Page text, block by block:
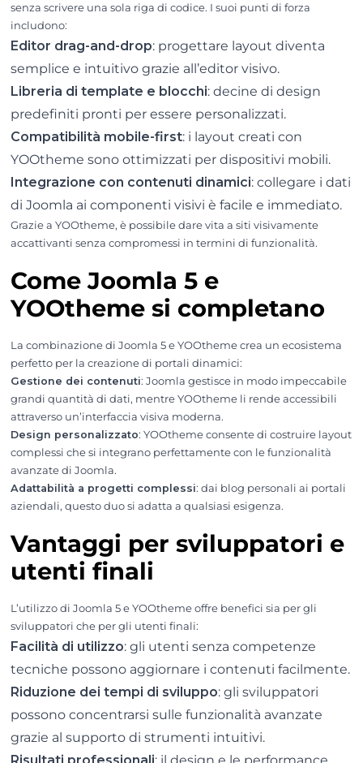
senza scrivere una sola riga di codice. I suoi punti di forza
includono:
Editor drag-and-drop: progettare layout diventa
semplice e intuitivo grazie all’editor visivo.
Libreria di template e blocchi: decine di design
predefiniti pronti per essere personalizzati.
Compatibilità mobile-first: i layout creati con
YOOtheme sono ottimizzati per dispositivi mobili.
Integrazione con contenuti dinamici: collegare i dati
di Joomla ai componenti visivi è facile e immediato.
Grazie a YOOtheme, è possibile dare vita a siti visivamente
accattivanti senza compromessi in termini di funzionalità.
Come Joomla 5 e
YOOtheme si completano
La combinazione di Joomla 5 e YOOtheme crea un ecosistema
perfetto per la creazione di portali dinamici:
Gestione dei contenuti: Joomla gestisce in modo impeccabile
grandi quantità di dati, mentre YOOtheme li rende accessibili
attraverso un’interfaccia visiva moderna.
Design personalizzato: YOOtheme consente di costruire layout
complessi che si integrano perfettamente con le funzionalità
avanzate di Joomla.
Adattabilità a progetti complessi: dai blog personali ai portali
aziendali, questo duo si adatta a qualsiasi esigenza.
Vantaggi per sviluppatori e
utenti finali
L’utilizzo di Joomla 5 e YOOtheme offre benefici sia per gli
sviluppatori che per gli utenti finali:
Facilità di utilizzo: gli utenti senza competenze
tecniche possono aggiornare i contenuti facilmente.
Riduzione dei tempi di sviluppo: gli sviluppatori
possono concentrarsi sulle funzionalità avanzate
grazie al supporto di strumenti intuitivi.